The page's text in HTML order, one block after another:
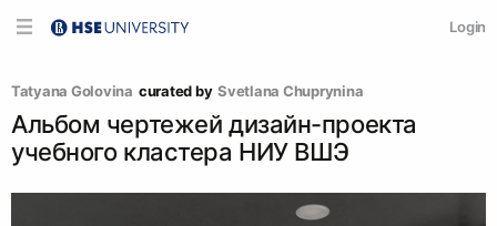
Login
Tatyana Golovina curated by Svetlana Chuprynina
Альбом чертежей дизайн-проекта
учебного кластера НИУ ВШЭ